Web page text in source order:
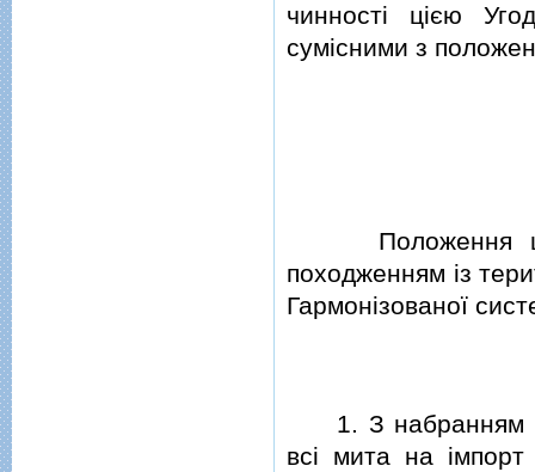
чинностi цiєю
сумiсними з
Положення цiєї
походженням iз
Гармонiзованої
1. З набранням
всi мита на iмпорт